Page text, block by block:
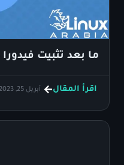
ما بعد تثبيت فيدورا 38
اقرأ المقال أبريل 25, 2023